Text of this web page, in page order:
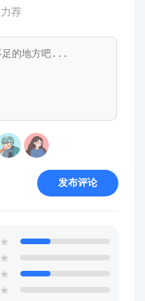
力荐
发布评论
★
★
★
★